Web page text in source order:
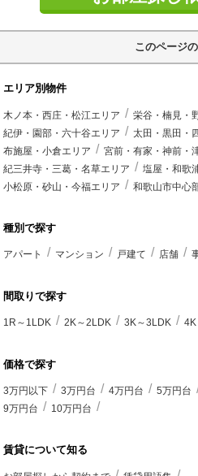
このページ
エリア別物件
木ノ本・西庄・松江エリア
栄谷・楠見・
紀伊・園部・六十谷エリア
太田・黒田・
布施屋・小倉エリア
宮前・有家・神前・
紀三井寺・三葛・名草エリア
塩屋・和歌
小松原・砂山・今福エリア
和歌山市中心
種別で探す
アパート マンション 戸建て 店舗
間取りで探す
1R～1LDK 2K～2LDK 3K～3LDK
価格で探す
3万円以下 3万円台 4万円台 5万円台
9万円台
10万円台
賃貸について知る